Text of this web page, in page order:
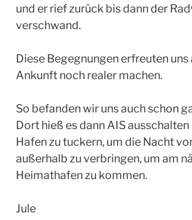
und er rief zurück bis dann der
verschwand.
Diese Begegnungen erfreuten
Ankunft noch realer machen.
So befanden wir uns auch schon
Dort hieß es dann AIS
Hafen zu tuckern, um die Nacht
außerhalb zu verbringen, um am
Heimathafen zu kommen.
Jule